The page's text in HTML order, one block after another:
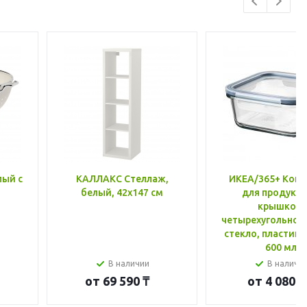
с
КАЛЛАКС Стеллаж,
белый, 42x147 см
В наличии
от 69 590 ₸
ИКЕА/365+
для
крышкой,
стекло, пластик
600 мл
В
от 4 080 ₸